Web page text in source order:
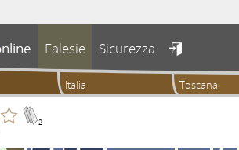
Falesie Sicurezza 
Italia Toscana
2